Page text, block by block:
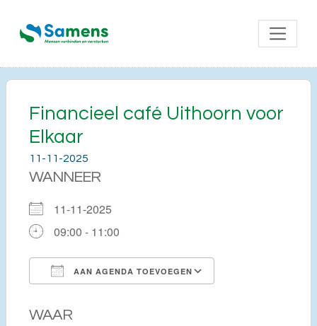
Financieel café Uithoorn voor
Elkaar
11-11-2025
WANNEER
11-11-2025
09:00 - 11:00
AAN AGENDA TOEVOEGEN
WAAR